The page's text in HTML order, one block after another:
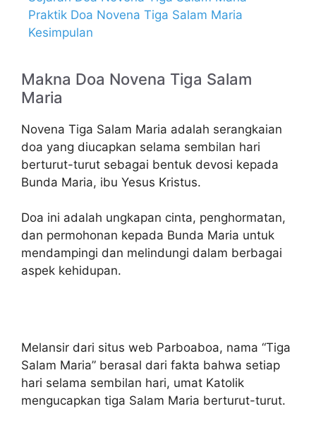
Praktik Doa Novena Tiga Salam Maria
Kesimpulan
Makna Doa Novena Tiga Salam
Maria
Novena Tiga Salam Maria adalah serangkaian
doa yang diucapkan selama sembilan hari
berturut-turut sebagai bentuk devosi kepada
Bunda Maria, ibu Yesus Kristus.
Doa ini adalah ungkapan cinta, penghormatan,
dan permohonan kepada Bunda Maria untuk
mendampingi dan melindungi dalam berbagai
aspek kehidupan.
Melansir dari situs web Parboaboa, nama “Tiga
Salam Maria” berasal dari fakta bahwa setiap
hari selama sembilan hari, umat Katolik
mengucapkan tiga Salam Maria berturut-turut.